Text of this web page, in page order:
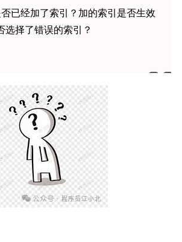
已经加了索引？加的索引是否生效
选择了错误的索引？